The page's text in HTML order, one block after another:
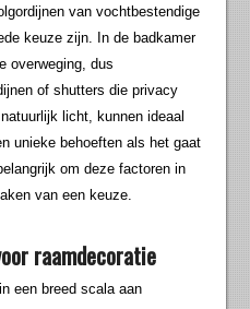
van vochtbestendige
keuze zijn. In de badkamer
overweging, dus
of shutters die privacy
licht, kunnen ideaal
unieke behoeften als het gaat
om deze factoren in
van een keuze.
raamdecoratie
een breed scala aan